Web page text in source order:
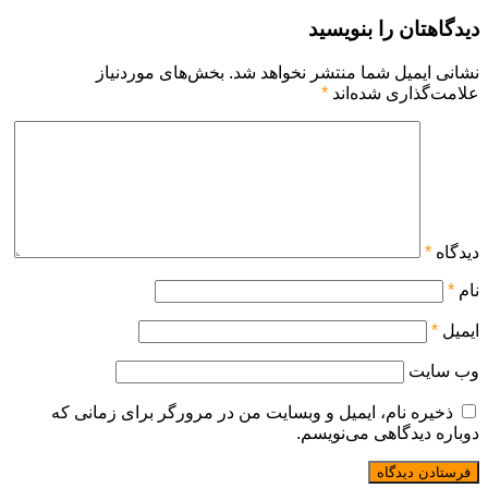
دیدگاهتان را بنویسید
نشانی ایمیل شما منتشر نخواهد شد. بخش‌های موردنیاز
علامت‌گذاری شده‌اند *
دیدگاه *
نام *
ایمیل *
وب‌ سایت
ذخیره نام، ایمیل و وبسایت من در مرورگر برای زمانی که
دوباره دیدگاهی می‌نویسم.